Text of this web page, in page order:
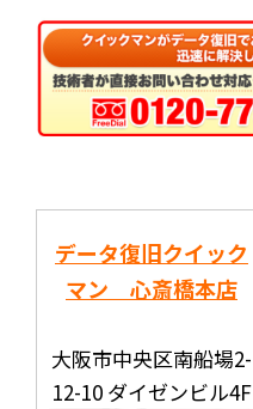
データ復旧クイック
マン 心斎橋本店
大阪市中央区南船場2-
12-10 ダイゼンビル4F